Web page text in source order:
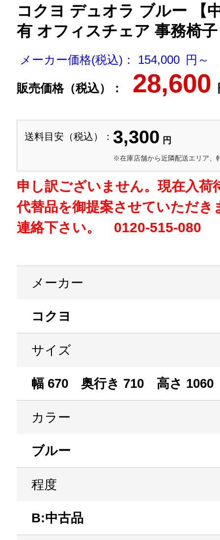
コクヨ デュオラ ブルー 【
有 オフィスチェア 事務椅
メーカー価格(税込)： 154,000 円～
販売価格（税込）： 28,600
送料目安（税込）： 3,300 円
※在庫店舗から近隣配送エリア、
申し訳ございません。現在入荷
代替品を御提案させていただき
連絡下さい。 0120-515-080
メーカー
コクヨ
サイズ
幅 670 奥行き 710 高さ 1060
カラー
ブルー
程度
B:中古品